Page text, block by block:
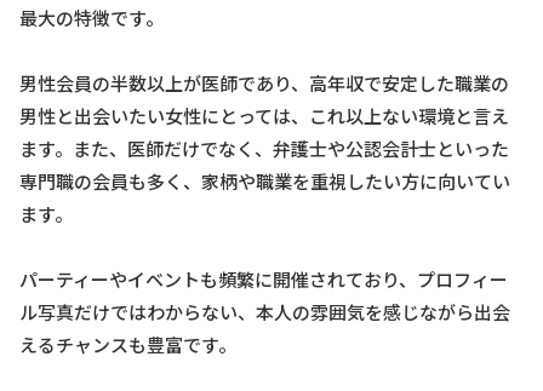
最大の特徴です。
男性会員の半数以上が医師であり、高年収で安定した職業の
男性と出会いたい女性にとっては、これ以上ない環境と言え
ます。また、医師だけでなく、弁護士や公認会計士といった
専門職の会員も多く、家柄や職業を重視したい方に向いてい
ます。
パーティーやイベントも頻繁に開催されており、プロフィー
ル写真だけではわからない、本人の雰囲気を感じながら出会
えるチャンスも豊富です。